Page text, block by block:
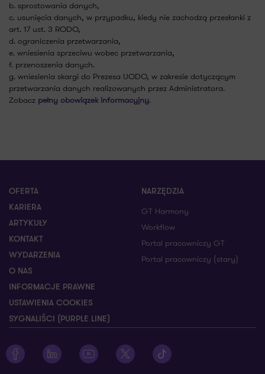
b. sprostowania danych,
c. usunięcia danych, w przypadku, kiedy nie zachodzą przesłanki z
art. 17 ust. 3 RODO,
d. ograniczenia przetwarzania,
e. wniesienia sprzeciwu wobec przetwarzania,
f. przenoszenia danych.
g. wniesienia skargi do Prezesa UODO, w zakresie dotyczącym
przetwarzania danych realizowanych przez Administratora.
Zobacz pełny obowiązek informacyjny.
OFERTA
KARIERA
ARTYKUŁY
KONTAKT
WYDARZENIA
O NAS
INFORMACJE PRAWNE
USTAWIENIA COOKIES
SYGNALIŚCI (PURPLE LINE)
NARZĘDZIA
GT Harmony
Workflow
Portal pracowniczy GT
Portal pracowniczy (stary)
Zobacz profil Grant Thornton na Facebooku
Zobacz profil Grant Thornton na LinkedIn
Zobacz profil Grant Thornton na YouTube
Zobacz profil Grant Thornton na X
Zobacz profil Grant